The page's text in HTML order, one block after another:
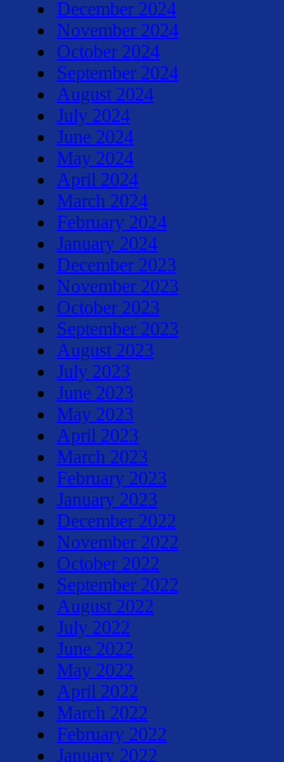
December 2024
November 2024
October 2024
September 2024
August 2024
July 2024
June 2024
May 2024
April 2024
March 2024
February 2024
January 2024
December 2023
November 2023
October 2023
September 2023
August 2023
July 2023
June 2023
May 2023
April 2023
March 2023
February 2023
January 2023
December 2022
November 2022
October 2022
September 2022
August 2022
July 2022
June 2022
May 2022
April 2022
March 2022
February 2022
January 2022